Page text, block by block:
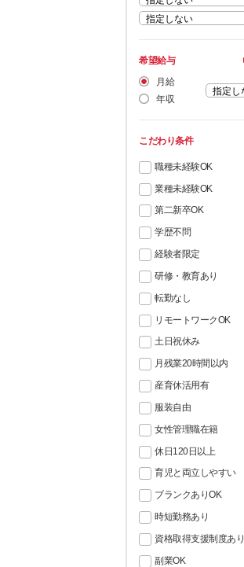
希望給与
月給
年収
こだわり条件
職種未経験OK
業種未経験OK
第二新卒OK
学歴不問
経験者限定
研修・教育あり
転勤なし
リモートワークOK
土日祝休み
月残業20時間以内
産育休活用有
服装自由
女性管理職在籍
休日120日以上
育児と両立しやすい
ブランクありOK
時短勤務あり
資格取得支援制度あり
副業OK